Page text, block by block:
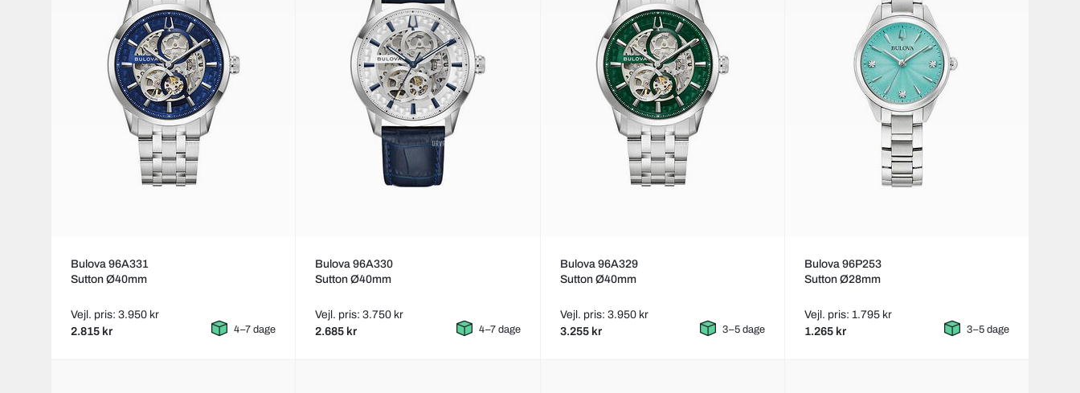
Bulova 96A331
Sutton Ø40mm
Vejl. pris: 3.950 kr
2.815 kr 4–7 dage
Bulova 96A330
Sutton Ø40mm
Vejl. pris: 3.750 kr
2.685 kr 4–7 dage
Bulova 96A329
Sutton Ø40mm
Vejl. pris: 3.950 kr
3.255 kr 3–5 dage
Bulova 96P253
Sutton Ø28mm
Vejl. pris: 1.795 kr
1.265 kr 3–5 dage